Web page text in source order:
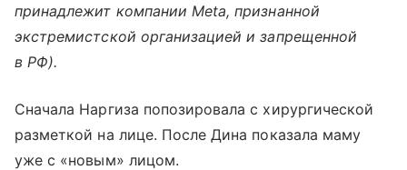
принадлежит компании Meta, признанной
экстремистской организацией и запрещенной
в РФ).
Сначала Наргиза попозировала с хирургической
разметкой на лице. После Дина показала маму
уже с «новым» лицом.